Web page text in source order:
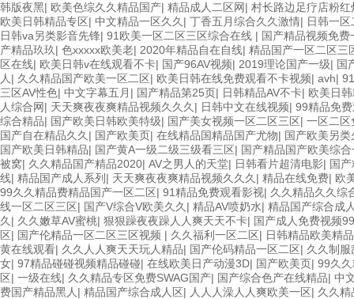
韩版夜黑| 欧美色综久久精品国产| 精品成人二区网| 村长路边足疗店粉红
欧美日韩精品专区| 中文精品一区久久 | 丁香五月综合久久激情| 日韩一
日韩va另类影音先锋| 91欧美一区二区三区综合在线 | 国产精品视频免
产精品玖玖| 色xxxxx欧美老| 2020年精品自在自线| 精品国产一区二区三
区在线| 欧美日韩v在线观看不卡| 国产96AV视频| 2019理论国产一级| 国
人 | 久久精品国产欧美一区二区| 欧美日韩在线免费观看不卡视频| avh|
三区AV性色| 中文字幕五月 | 国产精品第25页| 日韩精品AV不卡| 欧美日
人综合网| 天天爽夜夜爽精品视频久久久 | 日韩中文在线视频| 99精品免
综合精品| 国产欧美日韩欧美特级| 国产美女视频一区二区三区| 一区二区
国产自在精品久久 | 国产欧美页| 在线精品国精品国产尤物| 国产欧美另
国产欧美日韩精品| 国产黄A一级二级三级看三区| 国产精品国产欧美综
被窝| 久久精品国产精品2020| AV之男人的天堂| 日韩看片超清电影| 国
线| 精品国产成人系列 | 天天爽夜夜爽精品视频久久久 | 精品在线免费| 欧
99久久精品费精品国产一区二区| 91精品免费观看影视| 久久精品久久综
线一区二区三区| 国产V综合V欧美久久 | 精品AV喷奶水| 精品国产综合成
久 | 久久嫩草AV蜜桃| 狠狠躁夜夜躁人人爽天天不卡| 国产成人免费视频99
区| 国产伦精品一区二区三区视频 | 久久福利一区二区| 日韩精品欧美精品
黄在线观看| 久久人人爽天天玩人精品| 国产伦码精品一区二区| 久久制
女| 97精品碰碰视频精品碰碰| 在线欧美日产动漫3D| 国产欧美页| 99久
区| 一级在线| 久久精品专区免费SWAG国产| 国产综合色产在线精品| 中
费国产精品黑人 | 精品国产综合成人区| 人人人澡人人爽欧美一区| 久久精